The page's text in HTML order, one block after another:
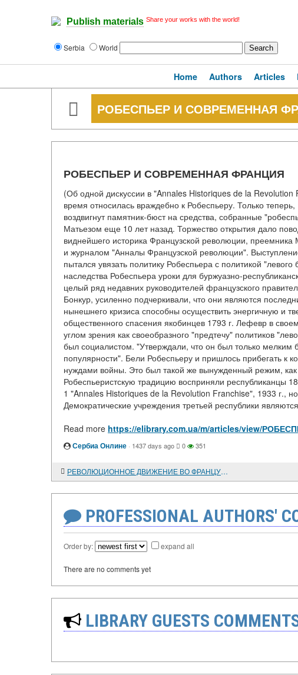
Publish materials Share your works with the world!
Serbia World
Home Authors Articles
РОБЕСПЬЕР И СОВРЕМЕННАЯ
РОБЕСПЬЕР И СОВРЕМЕННАЯ ФРАНЦИЯ
(Об одной дискуссии в "Annales Historiques de la
время относилась враждебно к Робеспьеру. Только
воздвигнут памятник-бюст на средства, собранные
Матьезом еще 10 лет назад. Торжество открытия дало
виднейшего историка Французской революции,
и журналом "Анналы Французской революции".
пытался увязать политику Робеспьера с политикой
наследства Робеспьера уроки для буржуазно-
целый ряд недавних руководителей французского
Бонкур, усиленно подчеркивали, что они являются
нынешнего кризиса способны осуществить энергичную и
общественного спасения якобинцев 1793 г. Лефевр в
углом зрения как своеобразного "предтечу" политиков
был социалистом. "Утверждали, что он был только мелким
популярности". Бели Робеспьеру и пришлось прибегать к
нуждами войны. Это был такой же вынужденный режим,
Робеспьеристскую традицию восприняли республиканцы
1 "Annales Historiques de la Revolution Franchise", 1933 г.,
Демократические учреждения третьей республики
Read more https://elibrary.com.ua/m/articles/view/
Сербиа Онлине · 1437 days ago 0 351
РЕВОЛЮЦИОННОЕ ДВИЖЕНИЕ ВО ФРАНЦУЗСКОЙ АРМИИ В 1917 Г.
PROFESSIONAL AUTHORS'
Order by: expand all
There are no comments yet
LIBRARY GUESTS